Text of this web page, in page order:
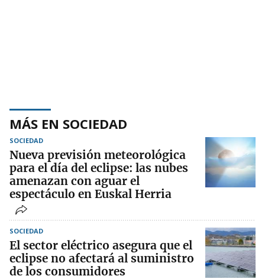
MÁS EN SOCIEDAD
SOCIEDAD
Nueva previsión meteorológica
para el día del eclipse: las nubes
amenazan con aguar el
espectáculo en Euskal Herria
SOCIEDAD
El sector eléctrico asegura que el
eclipse no afectará al suministro
de los consumidores